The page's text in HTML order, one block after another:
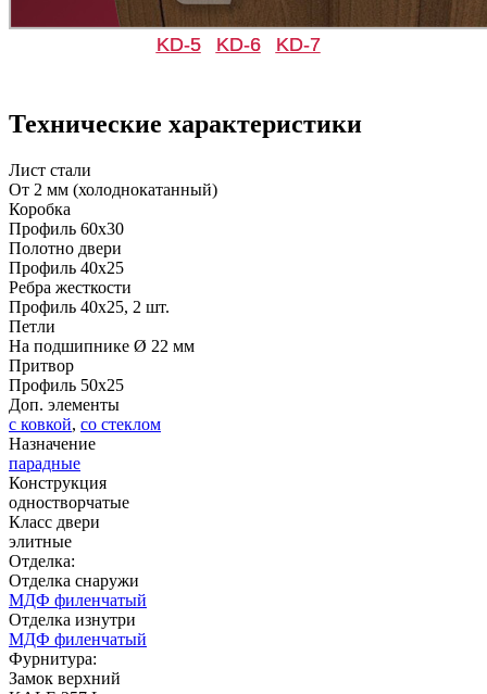
Д-36 С Д-36 СС
Д-37 Н
ДНТ
C55
C57
C59
KD-5 KD-6 KD-7
Технические характеристики
Лист стали
От 2 мм (холоднокатанный)
Коробка
Профиль 60х30
Полотно двери
Профиль 40х25
Ребра жесткости
Профиль 40х25, 2 шт.
Петли
На подшипнике Ø 22 мм
Притвор
Профиль 50х25
Доп. элементы
с ковкой, со стеклом
Назначение
парадные
Конструкция
одностворчатые
Класс двери
элитные
Отделка:
Отделка снаружи
МДФ филенчатый
Отделка изнутри
МДФ филенчатый
Фурнитура:
Замок верхний